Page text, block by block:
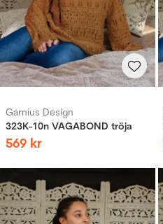
Garnius Design
323K-10n VAGABOND tröja
569 kr